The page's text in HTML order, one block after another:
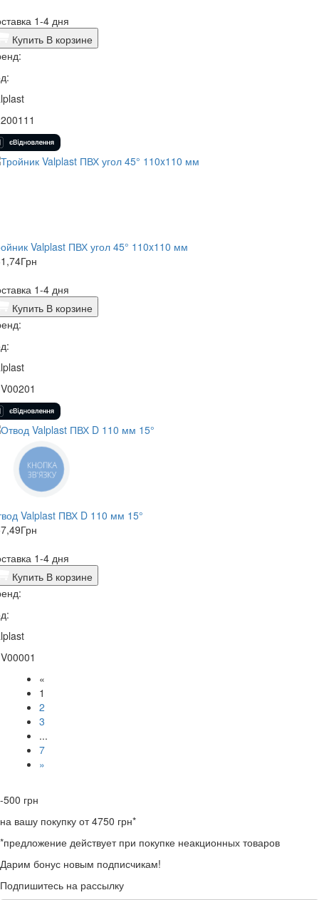
1-4 дня
Купить В корзине
Valplast ПВХ угол 45° 110x110 мм
Грн
1-4 дня
Купить В корзине
Valplast ПВХ D 110 мм 15°
Грн
1-4 дня
Купить В корзине
«
1
2
3
...
7
»
-500 грн
на вашу покупку от 4750 грн*
*предложение действует при покупке неакционных товаров
Дарим бонус новым подписчикам!
Подпишитесь на рассылку
КНОПКА
ЗВ'ЯЗКУ